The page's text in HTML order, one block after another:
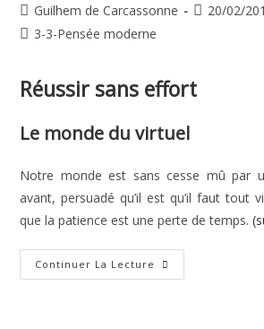
Auteur/autrice
de
Guilhem de Carcassonne
Publication
20/02/
Post3-3-Pensée moderne
Réussir sans effort
Le monde du virtuel
Notre monde est sans cesse mû par
avant, persuadé qu’il est qu’il faut tout
que la patience est une perte de temps.
Continuer La Lecture Réussir
Sans